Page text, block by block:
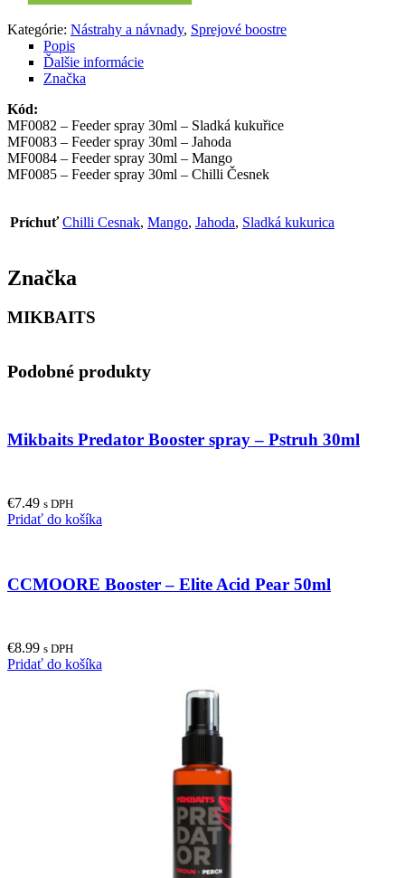
Kategórie: Nástrahy a návnady, Sprejové boostre
Popis
Ďalšie informácie
Značka
Kód:
MF0082 – Feeder spray 30ml – Sladká kukuřice
MF0083 – Feeder spray 30ml – Jahoda
MF0084 – Feeder spray 30ml – Mango
MF0085 – Feeder spray 30ml – Chilli Česnek
Príchuť Chilli Cesnak, Mango, Jahoda, Sladká kukurica
Značka
MIKBAITS
Podobné produkty
Mikbaits Predator Booster spray – Pstruh 30ml
€7.49 s DPH
Pridať do košíka
CCMOORE Booster – Elite Acid Pear 50ml
€8.99 s DPH
Pridať do košíka